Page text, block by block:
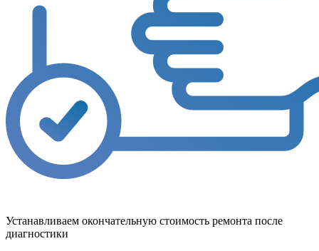
Устанавливаем окончательную стоимость ремонта после
диагностики